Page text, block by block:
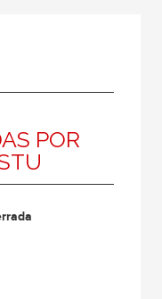
POR